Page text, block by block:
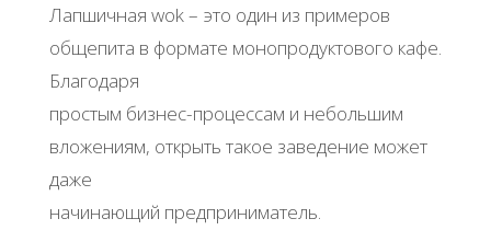
Лапшичная wok – это один из примеров
общепита в формате монопродуктового кафе.
Благодаря
простым бизнес-процессам и небольшим
вложениям, открыть такое заведение может
даже
начинающий предприниматель.